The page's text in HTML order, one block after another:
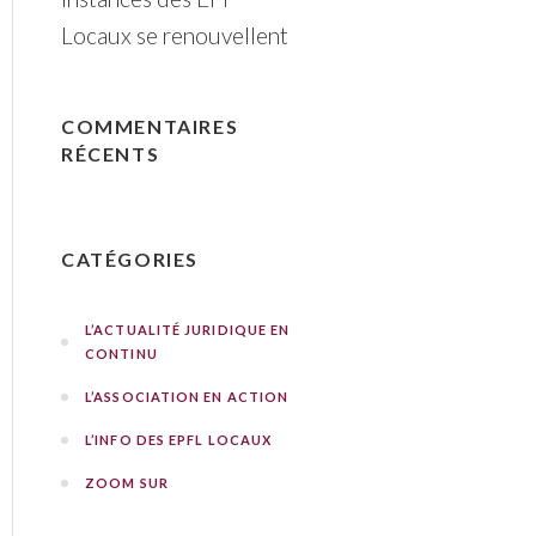
Locaux se renouvellent
COMMENTAIRES
RÉCENTS
CATÉGORIES
L’ACTUALITÉ JURIDIQUE EN
CONTINU
L’ASSOCIATION EN ACTION
L’INFO DES EPFL LOCAUX
ZOOM SUR